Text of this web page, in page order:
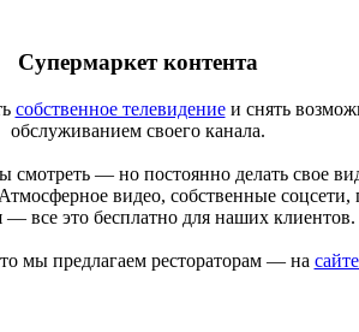
Супермаркет контента
собственное телевидениеи снять
обслуживанием своего канала.
— но постоянно делать свое
видео, собственные
— все это бесплатно для наших клиентов.
мы предлагаем рестораторам — на